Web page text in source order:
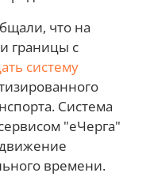
что на
границы с
систему
Система
"еЧерга"
времени.